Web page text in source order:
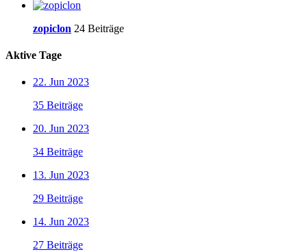
zopiclon 24 Beiträge
Aktive Tage
22. Jun 2023
35 Beiträge
20. Jun 2023
34 Beiträge
13. Jun 2023
29 Beiträge
14. Jun 2023
27 Beiträge